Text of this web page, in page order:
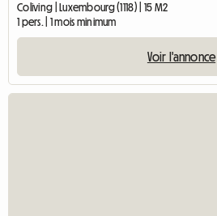
Coliving | Luxembourg (1118) | 15 M2
1 pers. | 1 mois minimum
Voir l'annonce